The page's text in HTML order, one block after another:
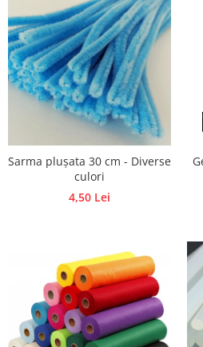
Traforaj, pirogravura
Ustensile
Polistiren
Ceramica
Accesorii floristica
Plante uscate
Materiale textile
Articole din bumbac
Design cofetarie
Forme pentru turnat ciocolata
Mozaic
Pictura pe fata si corp
Sarma plușata 30 cm - Diverse
culori
4,50 Lei